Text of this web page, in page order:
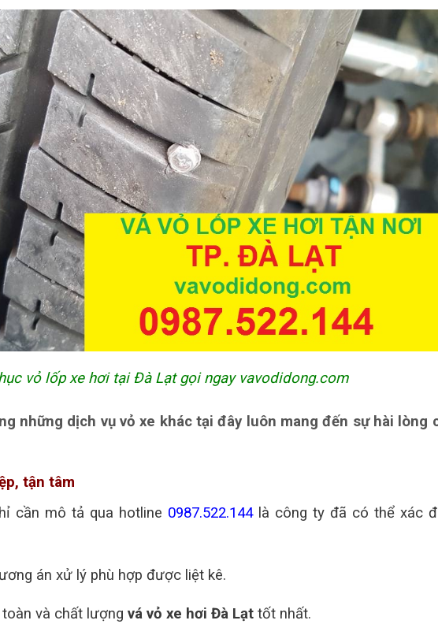
vỏ lốp xe hơi tại Đà Lạt gọi ngay vavodidong.com
những dịch vụ vỏ xe khác tại đây luôn mang đến sự hài lòng
tận tâm
cần mô tả qua hotline 0987.522.144 là công ty đã có thể xác
án xử lý phù hợp được liệt kê.
và chất lượng vá vỏ xe hơi Đà Lạt tốt nhất.